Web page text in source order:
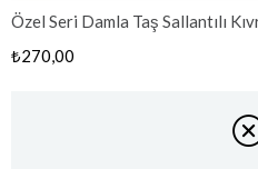
Özel Seri Damla Taş Sallantılı
₺270,00